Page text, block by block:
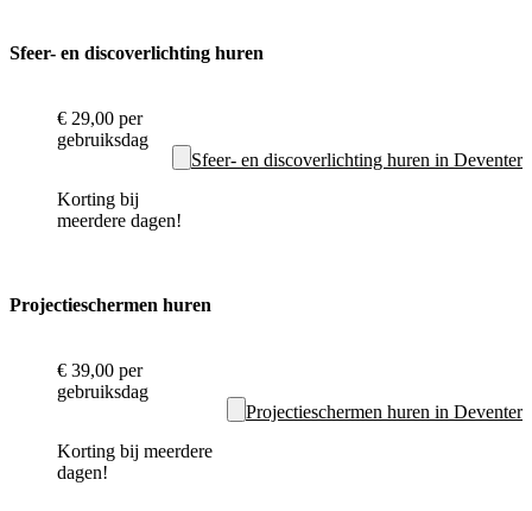
Sfeer- en discoverlichting huren
€ 29,00 per
gebruiksdag
Korting bij
meerdere dagen!
Sfeer- en discoverlichting huren in Deventer
Projectieschermen huren
€ 39,00 per
gebruiksdag
Korting bij meerdere
dagen!
Projectieschermen huren in Deventer